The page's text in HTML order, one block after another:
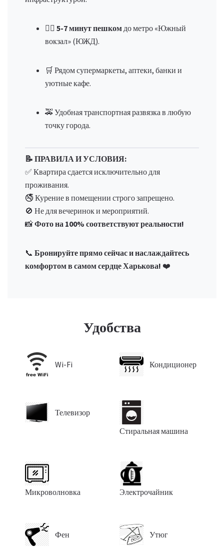
🚶‍♂️ 5-7 минут пешкомдо метро «Южный
вокзал» (ЮЖД).
🛒 Рядом супермаркеты, аптеки, банки и
уютные кафе.
🚕 Удобная транспортная развязка в любую
точку города.
📝 ПРАВИЛА И УСЛОВИЯ:
✅ Квартира сдается исключительно для
проживания.
🚭 Курение в помещении строго запрещено.
🚫 Не для вечеринок и мероприятий.
📸Фото на 100% соответствуют реальности!
📞 Бронируйте прямо сейчас и наслаждайтесь
комфортом в самом сердце Харькова! ❤️
Удобства
Wi-Fi Кондиционер
Телевизор
Стиральная машина
Микроволновка Электрочайник
Фен Утюг